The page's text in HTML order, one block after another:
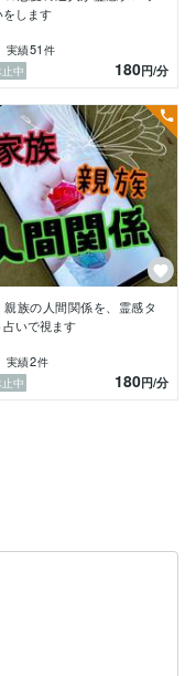
をします
実績51 件
中
180円/分
親族の人間関係を、霊感タ
占いで視ます
実績2件
中
180円/分